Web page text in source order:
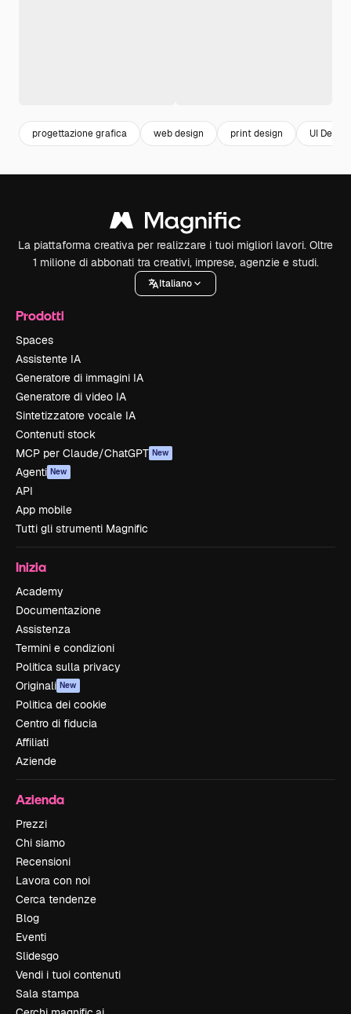
progettazione grafica web design print design UI Design
La piattaforma creativa per realizzare i tuoi migliori lavori. Oltre
1 milione di abbonati tra creativi, imprese, agenzie e studi.
Italiano
Prodotti
Spaces
Assistente IA
Generatore di immagini IA
Generatore di video IA
Sintetizzatore vocale IA
Contenuti stock
MCP per Claude/ChatGPT New
Agenti New
API
App mobile
Tutti gli strumenti Magnific
Inizia
Academy
Documentazione
Assistenza
Termini e condizioni
Politica sulla privacy
Originali New
Politica dei cookie
Centro di fiducia
Affiliati
Aziende
Azienda
Prezzi
Chi siamo
Recensioni
Lavora con noi
Cerca tendenze
Blog
Eventi
Slidesgo
Vendi i tuoi contenuti
Sala stampa